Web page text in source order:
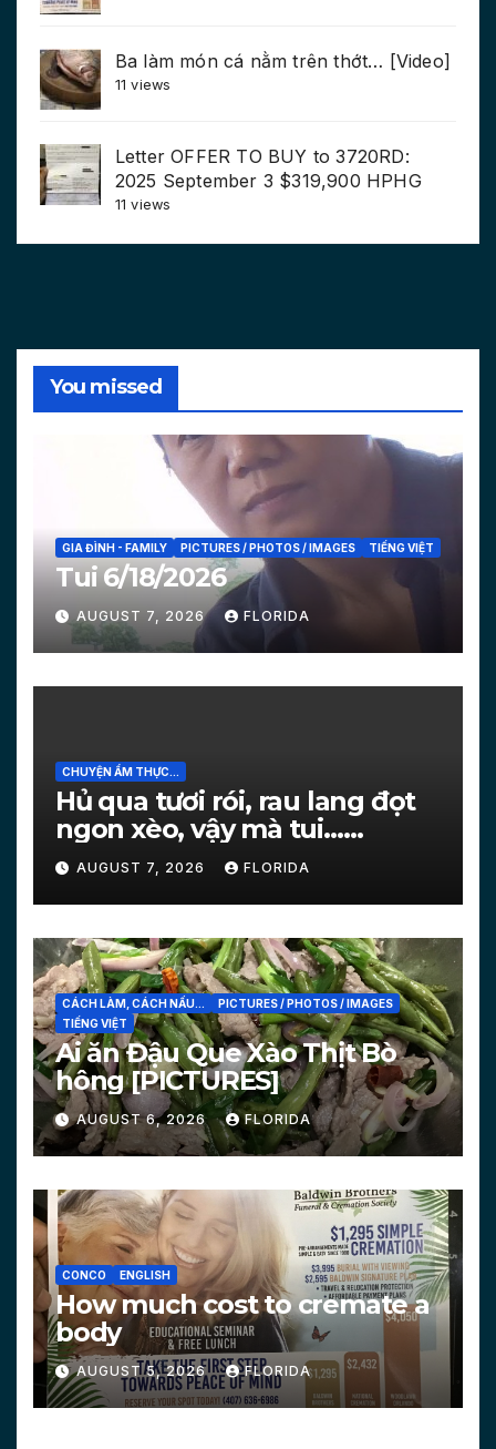
Ba làm món cá nằm trên thớt… [Video]
11 views
Letter OFFER TO BUY to 3720RD:
2025 September 3 $319,900 HPHG
11 views
You missed
GIA ĐÌNH - FAMILY PICTURES / PHOTOS / IMAGES TIẾNG VIỆT
Tui 6/18/2026
AUGUST 7, 2026 FLORIDA
CHUYỆN ẨM THỰC...
Hủ qua tươi rói, rau lang đọt
ngon xèo, vậy mà tui…
[PICTURES]
AUGUST 7, 2026 FLORIDA
CÁCH LÀM, CÁCH NẤU...
PICTURES / PHOTOS / IMAGES
TIẾNG VIỆT
Ai ăn Đậu Que Xào Thịt Bò
hông [PICTURES]
AUGUST 6, 2026 FLORIDA
CONCO ENGLISH
How much cost to cremate a
body
AUGUST 5, 2026 FLORIDA